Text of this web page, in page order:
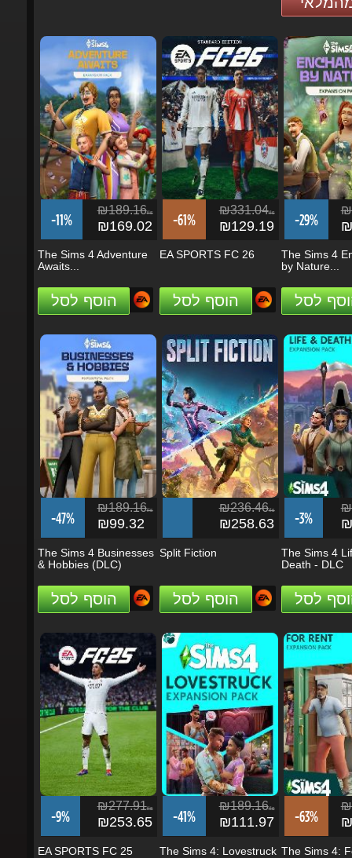
-11%
₪189.16ils
₪169.02
The Sims 4 Adventure
Awaits...
-61%
₪331.04
₪129.19
EA SPORTS FC 26
-29%
The Sims 4
by Nature...
-47%
₪189.16
₪99.32
The Sims 4 Businesses
הוסף לסל
₪236.46ils
₪258.63 -3%
The Sims 4
-9%
₪277.91 ils
₪253.65
EA SPORTS FC 25
-41%
₪189.16 ils
₪111.97
The Sims 4: Lovestruck
Expansion...
-63%
The Sims 4:
Expansion